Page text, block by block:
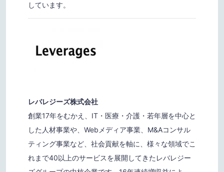
しています。
レバレジーズ株式会社
創業17年をむかえ、IT・医療・介護・若年層を中心と
した人材事業や、Webメディア事業、M&Aコンサル
ティング事業など、社会貢献を軸に、様々な領域でこ
れまで40以上のサービスを展開してきたレバレジー